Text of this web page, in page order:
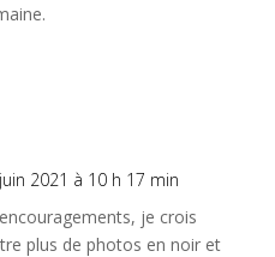
2021 à 10 h 17 min
je crois
plus de photos en noir et